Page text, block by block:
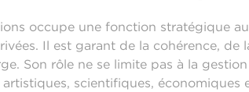
occupe une fonction stratégique
Il est garant de la cohérence, de
Son rôle ne se limite pas à la
scientifiques, économiques